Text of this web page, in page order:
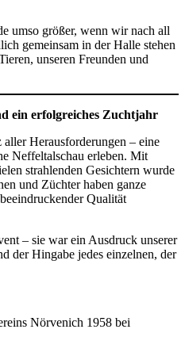
umso größer, wenn wir nach all
gemeinsam in der Halle stehen
unseren Freunden und
ein erfolgreiches Zuchtjahr
Herausforderungen – eine
Neffeltalschau erleben. Mit
strahlenden Gesichtern wurde
und Züchter haben ganze
Qualität
– sie war ein Ausdruck unserer
der Hingabe jedes einzelnen, der
Nörvenich 1958 bei